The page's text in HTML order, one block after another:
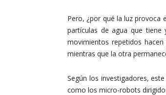
Pero, ¿por qué la luz provoca
partículas de agua que
movimientos repetidos
mientras que la otra
Según los investigadores,
como los micro-robots